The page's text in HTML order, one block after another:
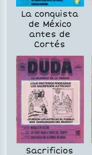
La conquista
de México
antes de
Cortés
Sacrificios